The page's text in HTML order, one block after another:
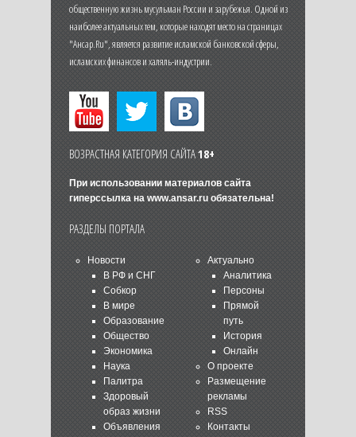
общественную жизнь мусульман России и зарубежья. Одной из
наиболее актуальных тем, которые находят место на страницах
"Ансар.Ru", является развитие исламской банковской сферы,
исламских финансов и халяль-индустрии.
ВОЗРАСТНАЯ КАТЕГОРИЯ САЙТА18+
При использовании материалов сайта
гиперссылка на www.ansar.ruобязательна!
РАЗДЕЛЫ ПОРТАЛА
Новости
В РФ и СНГ
Собкор
В мире
Образование
Общество
Экономика
Наука
Палитра
Здоровый
образ жизни
Объявления
Актуально
Аналитика
Персоны
Прямой
путь
История
Онлайн
О проекте
Размещение
рекламы
RSS
Контакты